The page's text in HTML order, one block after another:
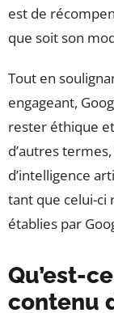
est de
que soit son
Tout en
engageant,
rester éthique
d’autres
d’intelligence
tant que celui-ci
établies par
Qu’est-
contenu